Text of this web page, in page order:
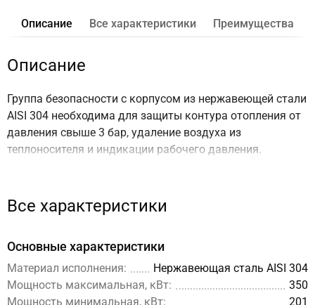
Описание Все характеристики Преимущества
Описание
Группа безопасности с корпусом из нержавеющей стали
AISI 304 необходима для защиты контура отопления от
давления свыше 3 бар, удаление воздуха из
теплоносителя и индикации рабочего давления.
подающей линии котла или контура отопления после
теплообменника до 350 кВт.
Из чего состоит группа
безопасности котла ?
Все характеристики
Основные характеристики
Материал исполнения:
Нержавеющая сталь AISI 304
Мощность максимальная, кВт:
350
Мощность минимальная, кВт:
201